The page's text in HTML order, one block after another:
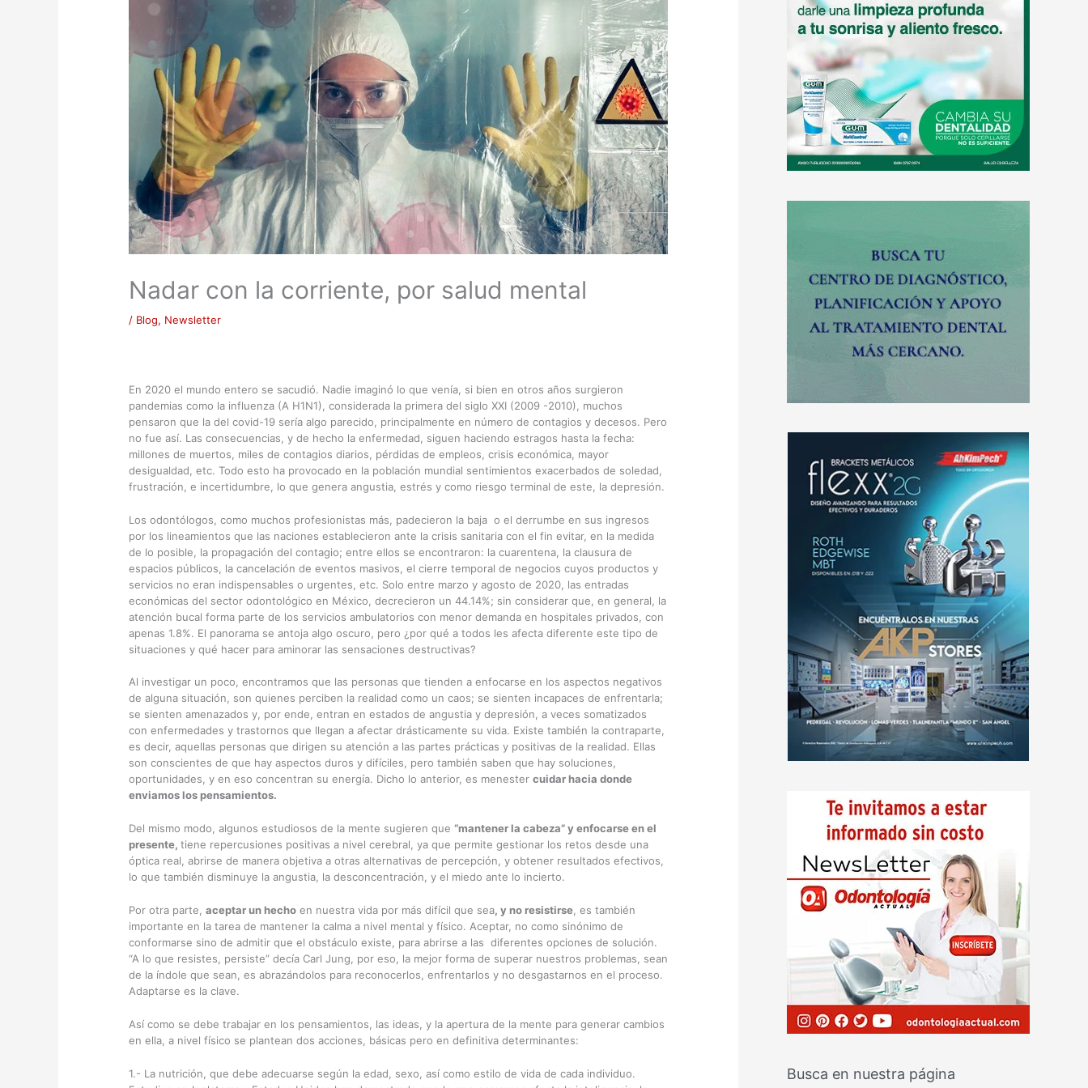
Nadar con la corriente, por salud mental
/ Blog, Newsletter
En 2020 el mundo entero se sacudió. Nadie imaginó lo que venía, si bien en otros años surgieron
pandemias como la influenza (A H1N1), considerada la primera del siglo XXI (2009 -2010), muchos
pensaron que la del covid-19 sería algo parecido, principalmente en número de contagios y decesos. Pero
no fue así. Las consecuencias, y de hecho la enfermedad, siguen haciendo estragos hasta la fecha:
millones de muertos, miles de contagios diarios, pérdidas de empleos, crisis económica, mayor
desigualdad, etc. Todo esto ha provocado en la población mundial sentimientos exacerbados de soledad,
frustración, e incertidumbre, lo que genera angustia, estrés y como riesgo terminal de este, la depresión.
Los odontólogos, como muchos profesionistas más, padecieron la baja o el derrumbe en sus ingresos
por los lineamientos que las naciones establecieron ante la crisis sanitaria con el fin evitar, en la medida
de lo posible, la propagación del contagio; entre ellos se encontraron: la cuarentena, la clausura de
espacios públicos, la cancelación de eventos masivos, el cierre temporal de negocios cuyos productos y
servicios no eran indispensables o urgentes, etc. Solo entre marzo y agosto de 2020, las entradas
económicas del sector odontológico en México, decrecieron un 44.14%; sin considerar que, en general, la
atención bucal forma parte de los servicios ambulatorios con menor demanda en hospitales privados, con
apenas 1.8%. El panorama se antoja algo oscuro, pero ¿por qué a todos les afecta diferente este tipo de
situaciones y qué hacer para aminorar las sensaciones destructivas?
Al investigar un poco, encontramos que las personas que tienden a enfocarse en los aspectos negativos
de alguna situación, son quienes perciben la realidad como un caos; se sienten incapaces de enfrentarla;
se sienten amenazados y, por ende, entran en estados de angustia y depresión, a veces somatizados
con enfermedades y trastornos que llegan a afectar drásticamente su vida. Existe también la contraparte,
es decir, aquellas personas que dirigen su atención a las partes prácticas y positivas de la realidad. Ellas
son conscientes de que hay aspectos duros y difíciles, pero también saben que hay soluciones,
oportunidades, y en eso concentran su energía. Dicho lo anterior, es menester cuidar hacia donde
enviamos los pensamientos.
Del mismo modo, algunos estudiosos de la mente sugieren que “mantener la cabeza” y enfocarse en el
presente, tiene repercusiones positivas a nivel cerebral, ya que permite gestionar los retos desde una
óptica real, abrirse de manera objetiva a otras alternativas de percepción, y obtener resultados efectivos,
lo que también disminuye la angustia, la desconcentración, y el miedo ante lo incierto.
Por otra parte, aceptar un hechoen nuestra vida por más difícil que sea, y no resistirse, es también
importante en la tarea de mantener la calma a nivel mental y físico. Aceptar, no como sinónimo de
conformarse sino de admitir que el obstáculo existe, para abrirse a las diferentes opciones de solución.
“A lo que resistes, persiste” decía Carl Jung, por eso, la mejor forma de superar nuestros problemas, sean
de la índole que sean, es abrazándolos para reconocerlos, enfrentarlos y no desgastarnos en el proceso.
Adaptarse es la clave.
Así como se debe trabajar en los pensamientos, las ideas, y la apertura de la mente para generar cambios
en ella, a nivel físico se plantean dos acciones, básicas pero en definitiva determinantes:
1.- La nutrición, que debe adecuarse según la edad, sexo, así como estilo de vida de cada individuo.
Busca en nuestra página